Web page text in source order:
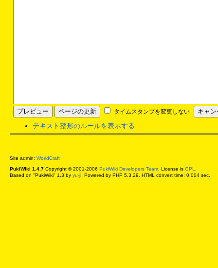
タイムスタンプを変更しない
テキスト整形のルールを表示する
Site admin: WorldCraft
PukiWiki 1.4.7Copyright © 2001-2006 PukiWiki Developers Team. License is GPL
Based on "PukiWiki" 1.3 by yu-ji. Powered by PHP 5.3.29. HTML convert time: 0.004 sec.